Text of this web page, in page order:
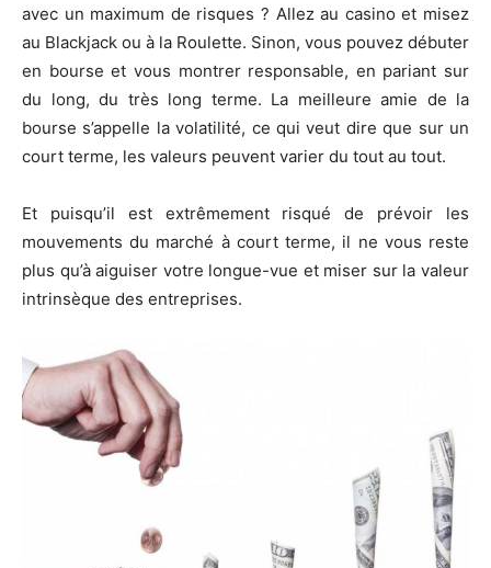
avec un maximum de risques ? Allez au casino et misez
au Blackjack ou à la Roulette. Sinon, vous pouvez débuter
en bourse et vous montrer responsable, en pariant sur
du long, du très long terme. La meilleure amie de la
bourse s’appelle la volatilité, ce qui veut dire que sur un
court terme, les valeurs peuvent varier du tout au tout.
Et puisqu’il est extrêmement risqué de prévoir les
mouvements du marché à court terme, il ne vous reste
plus qu’à aiguiser votre longue-vue et miser sur la valeur
intrinsèque des entreprises.